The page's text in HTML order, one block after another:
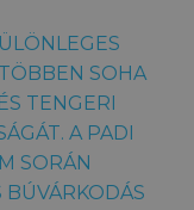
SOHA
TENGERI
A PADI
SORÁN